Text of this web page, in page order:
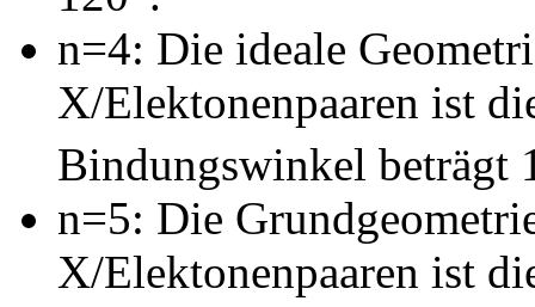
n=4: Die ideale
X/Elektonenpaaren ist
Bindungswinkel beträgt
n=5: Die
X/Elektonenpaaren ist